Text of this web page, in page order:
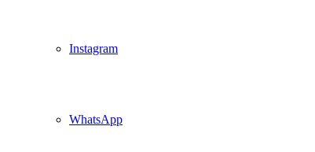
Instagram
WhatsApp